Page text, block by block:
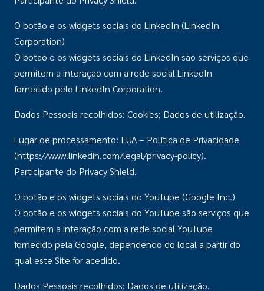
O botão e os widgets sociais do LinkedIn (LinkedIn
Corporation)
O botão e os widgets sociais do LinkedIn são serviços que
permitem a interação com a rede social LinkedIn
fornecido pelo LinkedIn Corporation.
Dados Pessoais recolhidos: Cookies; Dados de utilização.
Lugar de processamento: EUA – Política de Privacidade
(https://www.linkedin.com/legal/privacy-policy).
Participante do Privacy Shield.
O botão e os widgets sociais do YouTube (Google Inc.)
O botão e os widgets sociais do YouTube são serviços que
permitem a interação com a rede social YouTube
fornecido pela Google, dependendo do local a partir do
qual este Site for acedido.
Dados Pessoais recolhidos: Dados de utilização.